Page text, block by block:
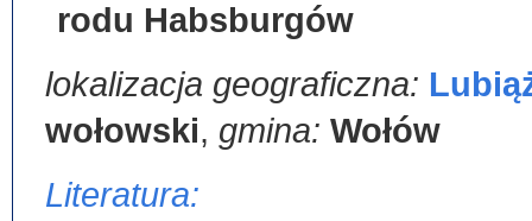
rodu Habsburgów
lokalizacja geograficzna:
wołowski, gmina: Wołów
Literatura: